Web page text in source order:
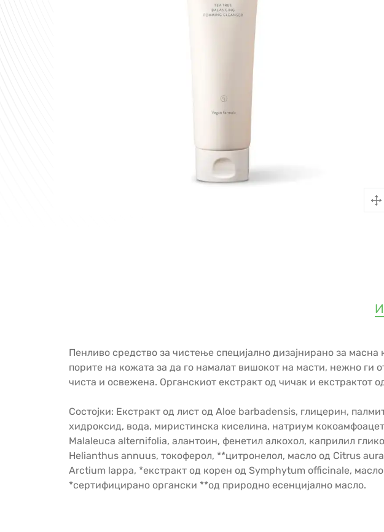
Пенливо средство за чистење специјално дизајнирано за
порите на кожата за да го намалат вишокот на масти, нежно ги
чиста и освежена. Органскиот екстракт од чичак и екстрактот
Состојки: Екстракт од лист од Aloe barbadensis, глицерин,
хидроксид, вода, миристинска киселина, натриум
Malaleuca alternifolia, алантоин, фенетил алкохол, каприлил
Helianthus annuus, токоферол, **цитронелол, масло од Citrus
Arctium lappa, *екстракт од корен од Symphytum officinale,
*сертифицирано органски **од природно есенцијално масло.